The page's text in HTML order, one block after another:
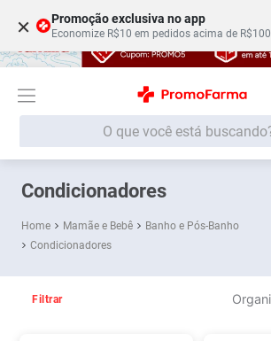
× Promoção exclusiva no app
Economize R$10 em pedidos acima de R$100
O que você está buscando?
Condicionadores
Mamãe e Bebê
Banho e Pós-Banho
Condicionadores
Filtrar
Termos mais buscados
1 º Fralda
2º Lenço Umedecido
3º Medley
4º